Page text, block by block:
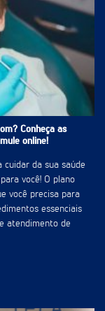
Conheça as
online!
da sua saúde
você! O plano
você precisa para
essenciais
atendimento de